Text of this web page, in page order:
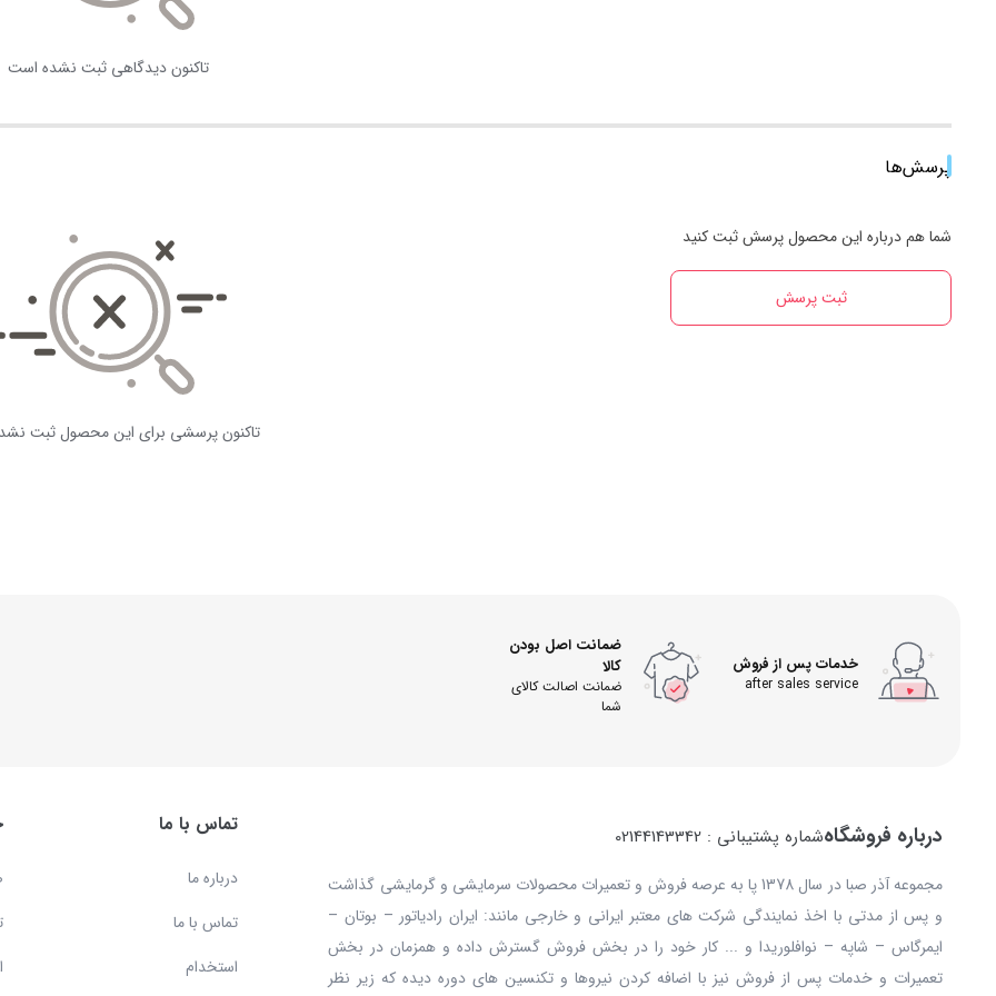
تاکنون دیدگاهی ثبت نشده است
پرسش‌ها
شما هم درباره این محصول پرسش ثبت کنید
ثبت پرسش
تاکنون پرسشی برای این محصول ثبت
خدمات پس از فروش
after sales service
ضمانت اصل بودن
کالا
ضمانت اصالت کالای
شما
درباره فروشگاهشماره پشتیبانی : 02144143342
مجموعه آذر صبا در سال 1378 پا به عرصه فروش و تعمیرات محصولات سرمایشی و گرمایشی گذاشت
و پس از مدتی با اخذ نمایندگی شرکت های معتبر ایرانی و خارجی مانند: ایران رادیاتور – بوتان –
ایمرگاس – شاپه – نوافلوریدا و ... کار خود را در بخش فروش گسترش داده و همزمان در بخش
تعمیرات و خدمات پس از فروش نیز با اضافه کردن نیروها و تکنسین های دوره دیده که زیر نظر
تماس با ما
درباره ما
تماس با ما
استخدام